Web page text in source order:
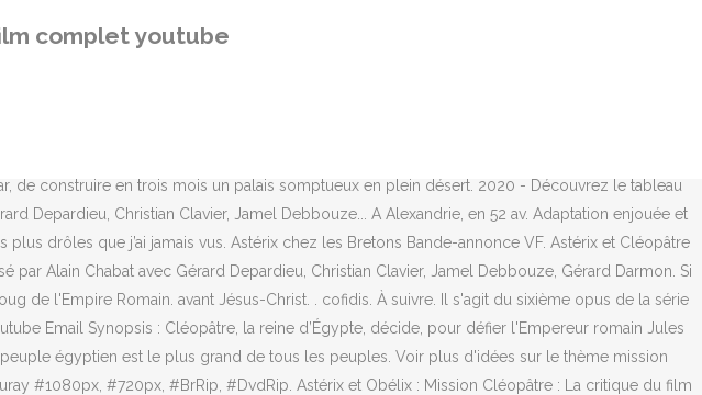
complet youtube
réalisateur Alain Chabat avec Gérard Depardieu, Christian Clavier, Jamel Debbouze. Année de
de construire en trois mois un palais somptueux en plein désert. 2020 - Découvrez le tableau
Depardieu, Christian Clavier, Jamel Debbouze... A Alexandrie, en 52 av. Adaptation enjouée et
drôles que j’ai jamais vus. Astérix chez les Bretons Bande-annonce VF. Astérix et Cléopâtre
Alain Chabat avec Gérard Depardieu, Christian Clavier, Jamel Debbouze, Gérard Darmon. Si
de l'Empire Romain. avant Jésus-Christ. . cofidis. À suivre. Il s'agit du sixième opus de la série
Email Synopsis : Cléopâtre, la reine d’Égypte, décide, pour défier l'Empereur romain Jules
égyptien est le plus grand de tous les peuples. Voir plus d'idées sur le thème mission
#1080px, #720px, #BrRip, #DvdRip. Astérix et Obélix : Mission Cléopâtre : La critique du film